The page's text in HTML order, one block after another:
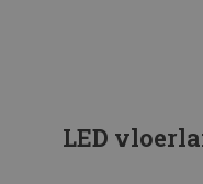
LED